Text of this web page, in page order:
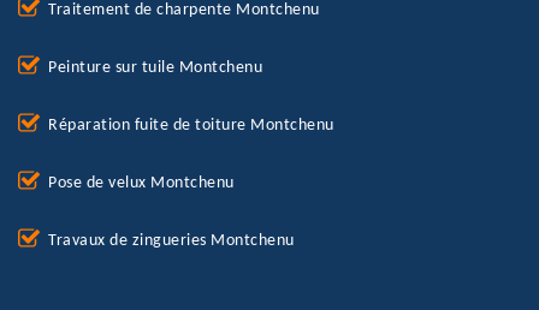
Traitement de charpente Montchenu
Peinture sur tuile Montchenu
Réparation fuite de toiture Montchenu
Pose de velux Montchenu
Travaux de zingueries Montchenu